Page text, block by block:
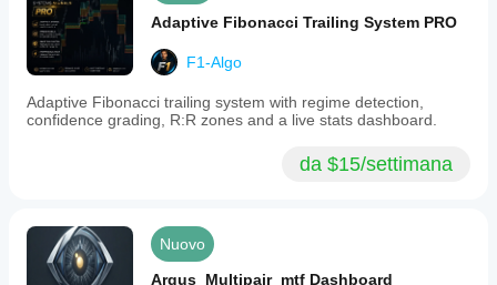
Adaptive Fibonacci Trailing System PRO
F1-Algo
Adaptive Fibonacci trailing system with regime detection,
confidence grading, R:R zones and a live stats dashboard.
da $15/settimana
Nuovo
Argus_Multipair_mtf Dashboard